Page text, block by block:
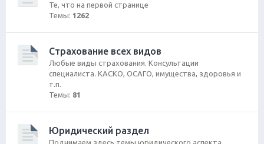
Те, что на первой странице
Темы: 1262
Страхование всех видов
Любые виды страхования. Консультации
специалиста. КАСКО, ОСАГО, имущества, здоровья и
т.п.
Темы: 81
Юридический раздел
Поднимаем здесь темы юридического аспекта